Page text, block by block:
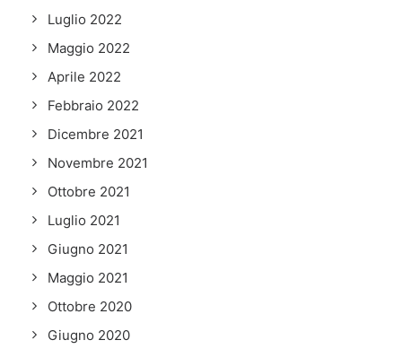
Luglio 2022
Maggio 2022
Aprile 2022
Febbraio 2022
Dicembre 2021
Novembre 2021
Ottobre 2021
Luglio 2021
Giugno 2021
Maggio 2021
Ottobre 2020
Giugno 2020